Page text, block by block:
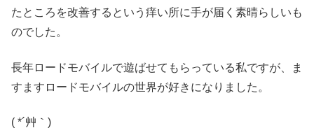
たところを改善するという痒い所に手が届く素晴らしいも
のでした。
長年ロードモバイルで遊ばせてもらっている私ですが、ま
すますロードモバイルの世界が好きになりました。
( *´艸｀)